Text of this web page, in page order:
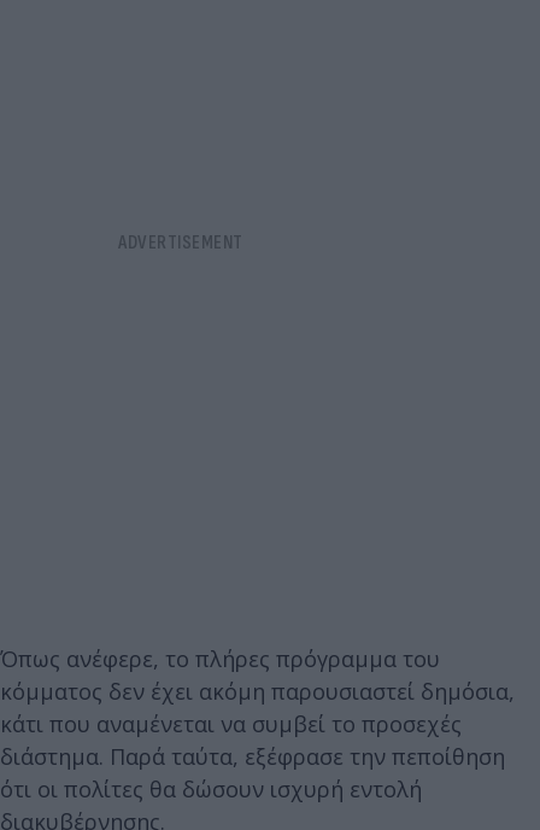
Όπως ανέφερε, το πλήρες πρόγραμμα του
κόμματος δεν έχει ακόμη παρουσιαστεί δημόσια,
κάτι που αναμένεται να συμβεί το προσεχές
διάστημα. Παρά ταύτα, εξέφρασε την πεποίθηση
ότι οι πολίτες θα δώσουν ισχυρή εντολή
διακυβέρνησης.